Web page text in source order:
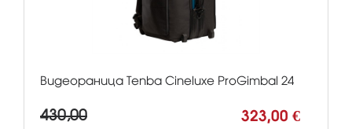
Видеораница Tenba Cineluxe ProGimbal 24
430,00 323,00 €